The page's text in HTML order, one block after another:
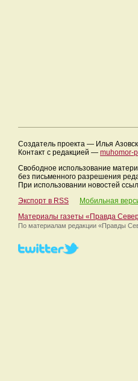
Создатель проекта — Илья
Контакт с редакцией — muhomor-
Свободное использование
без письменного разрешения
При использовании новостей
Экспорт в RSS
Мобильная
Материалы газеты «Правда
По материалам редакции «Правды